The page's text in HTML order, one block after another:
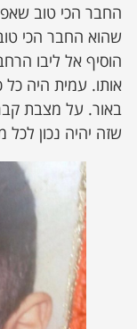
החבר הכי טוב
שהוא החבר הכי
הוסיף אל ליבו
אותו. עמית היה כל
באור. על מצבת
שזה יהיה נכון